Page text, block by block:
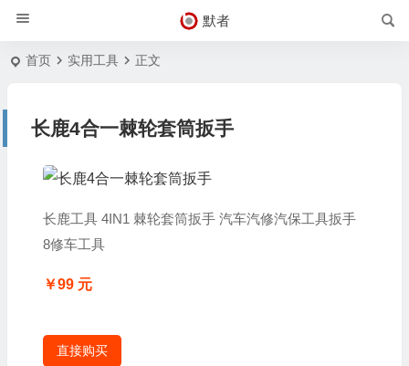
默者
首页 实用工具 正文
长鹿4合一棘轮套筒扳手
长鹿工具 4IN1 棘轮套筒扳手 汽车汽修汽保工具扳手
8修车工具
￥99 元
直接购买